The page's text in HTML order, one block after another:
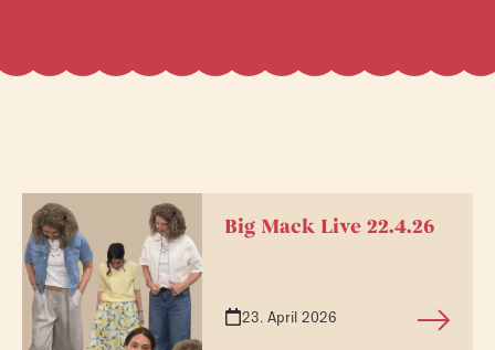
Big Mack Live 22.4.26
23. April 2026